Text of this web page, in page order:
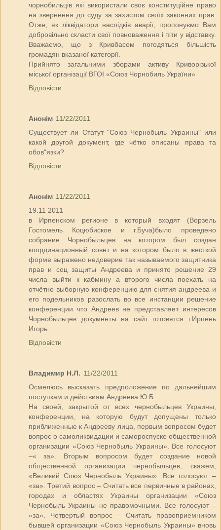
чорнобильців які використали своє конституційне право
на звернення до суду за захистом своїх законних прав.
Отже, як ліквідатори наслідків аварії, пропонуємо Вам
добровільно скласти свої повноваження і піти у відставку.
Вважаємо, що з Кривбасом погодяться більшість
громадян вказаної категорії.
Прийнято загальними зборами активу Криворізької
міської організації ВГОІ «Союз Чорнобиль України»
Відповісти
Анонім 11/22/2011
Существует ли Статут "Союз Чернобыль Украины" или
какой другой документ, где чётко описаны права та
обов"язки?
Відповісти
Анонім 11/22/2011
19.11 2011
в Ирпенском регионе в который входят (Ворзель
Гостомель Коцюбиское и г.Буча)было проведено
собрание Чорнобыльцев на котором был создан
координационный совет и на котором было в жесткой
форме выражено недоверие так называемого защитника
прав и соц защиты Андреева и принято решение 29
числа выйти к кабмину а второго числа поехать на
отчётно выборную конференцию для снятия андреева и
его подельников разослать во все инстанции решение
конференции что Андреев не представляет интересов
Чорнобыльцев документы на сайт готовятся г.Ирпень
Игорь
Відповісти
Владимир Н.Л. 11/22/2011
Осмелюсь высказать предположение по дальнейшим
поступкам и действиям Андреева Ю.Б.
На своей, закрытой от всех чернобыльцев Украины,
конференции, на которую будут допущены только
приближенные к Андрееву лица, первым вопросом будет
вопрос о самоликвидации и самороспуске общественной
организации «Союз Чернобыль Украины». Все голосуют
–« за». Вторым вопросом будет создание новой
общественной организации чернобыльцев, скажем,
«Великий Союз Чернобыль Украины». Все голосуют –
«за». Третий вопрос – Считать все первичные в районах,
городах и областях Украины организации «Союз
Чернобыль Украины не правомочными. Все голосуют –
«за». Четвертый вопрос – Считать правоприемником
бывшей организации «Союз Чернобыль Украины» вновь